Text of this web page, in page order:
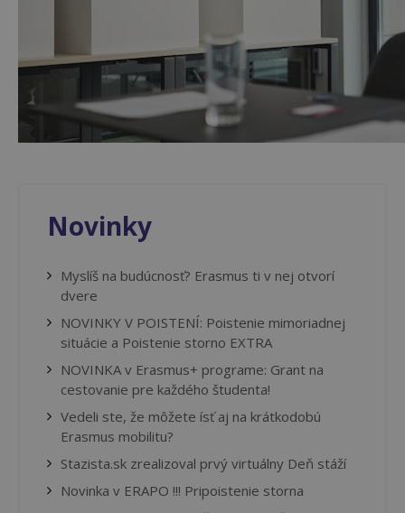
Novinky
Myslíš na budúcnosť? Erasmus ti v nej otvorí
dvere
NOVINKY V POISTENÍ: Poistenie mimoriadnej
situácie a Poistenie storno EXTRA
NOVINKA v Erasmus+ programe: Grant na
cestovanie pre každého študenta!
Vedeli ste, že môžete ísť aj na krátkodobú
Erasmus mobilitu?
Stazista.sk zrealizoval prvý virtuálny Deň stáží
Novinka v ERAPO !!! Pripoistenie storna